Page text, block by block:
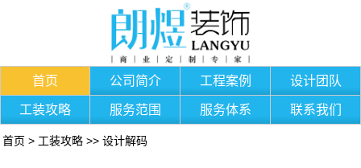
首页 公司简介 工程案例 设计团队
工装攻略 服务范围 服务体系 联系我们
首页 > 工装攻略 >> 设计解码